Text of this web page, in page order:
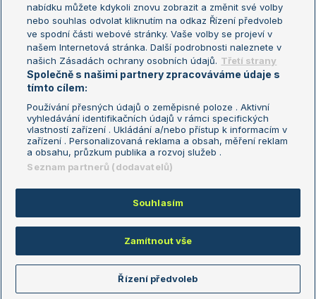
Aktualní trendy
Fotbalové přestupy
Livesport Daily
LS Prague Open
Podmínky užití
Nastavení soukromí
GDPR a žurnalistika
Reklama
Kontakt
Informace o zpracování osobních
údajů
Copyright © 2008-2026 TenisPortal.cz. Využíváme zpravodajství ČTK.
nabídku můžete kdykoli znovu zobrazit a změnit své volby
nebo souhlas odvolat kliknutím na odkaz Řízení předvoleb
ve spodní části webové stránky. Vaše volby se projeví v
našem Internetová stránka. Další podrobnosti naleznete v
našich Zásadách ochrany osobních údajů. Třetí strany
Společně s našimi partnery zpracováváme údaje s
tímto cílem:
Používání přesných údajů o zeměpisné poloze . Aktivní
vyhledávání identifikačních údajů v rámci specifických
vlastností zařízení . Ukládání a/nebo přístup k informacím v
zařízení . Personalizovaná reklama a obsah, měření reklam
a obsahu, průzkum publika a rozvoj služeb .
Seznam partnerů (dodavatelů)
Souhlasím
Zamítnout vše
Řízení předvoleb